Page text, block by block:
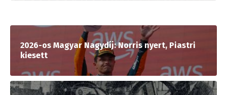
2026-os Magyar Nagydíj: Norris nyert, Piastri
kiesett